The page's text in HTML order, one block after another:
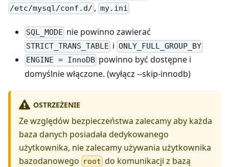
/etc/mysql/conf.d/ , my.ini
SQL_MODE nie powinno zawierać
STRICT_TRANS_TABLE i ONLY_FULL_GROUP_BY
ENGINE = InnoDB powinno być dostępne i
domyślnie włączone. (wyłącz --skip-innodb)
OSTRZEŻENIE
Ze względów bezpieczeństwa zalecamy aby każda
baza danych posiadała dedykowanego
użytkownika, nie zalecamy używania użytkownika
bazodanowego root do komunikacji z bazą